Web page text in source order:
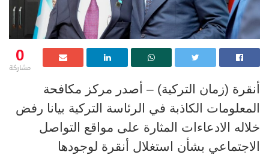
0
مشاركة
أنقرة (زمان التركية) – أصدر مركز مكافحة
المعلومات الكاذبة في الرئاسة التركية بيانا رفض
خلاله الادعاءات المثارة على مواقع التواصل
الاجتماعي بشأن استغلال أنقرة لوجودها